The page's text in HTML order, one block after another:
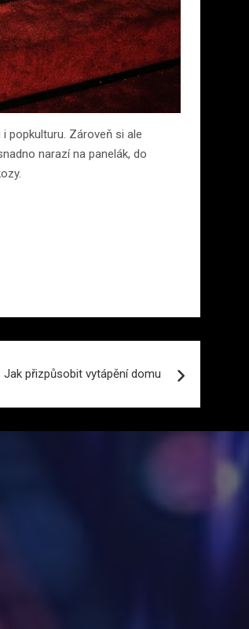
popkulturu. Zároveň si ale
narazí na panelák, do
Jak přizpůsobit vytápění domu